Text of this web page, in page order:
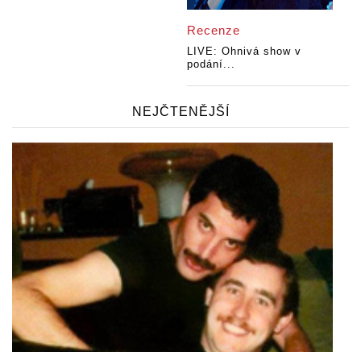
Recenze
LIVE: Ohnivá show v
podání...
NEJČTENĚJŠÍ